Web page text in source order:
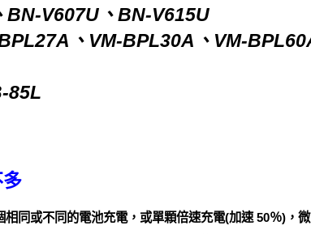
V607U、BN-V615U
、VM-BPL30A、VM-
85L
同或不同的電池充電，或單顆倍速充電(加速 50％)，